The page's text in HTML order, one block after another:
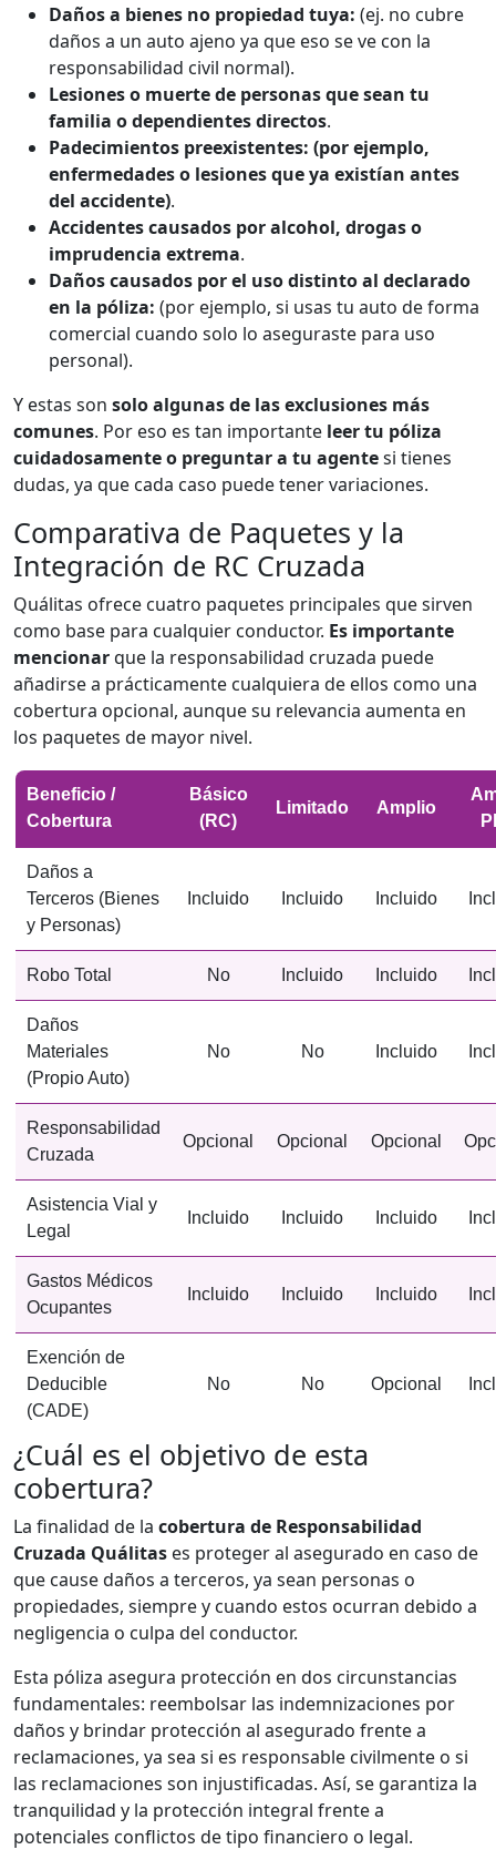
Daños a bienes no propiedad tuya: (ej. no cubre
daños a un auto ajeno ya que eso se ve con la
responsabilidad civil normal).
Lesiones o muerte de personas que sean tu
familia o dependientes directos.
Padecimientos preexistentes: (por ejemplo,
enfermedades o lesiones que ya existían antes
del accidente).
Accidentes causados por alcohol, drogas o
imprudencia extrema.
Daños causados por el uso distinto al declarado
en la póliza: (por ejemplo, si usas tu auto de forma
comercial cuando solo lo aseguraste para uso
personal).
Y estas son solo algunas de las exclusiones más
comunes. Por eso es tan importante leer tu póliza
cuidadosamente o preguntar a tu agentesi tienes
dudas, ya que cada caso puede tener variaciones.
Comparativa de Paquetes y la
Integración de RC Cruzada
Quálitas ofrece cuatro paquetes principales que sirven
como base para cualquier conductor. Es importante
mencionarque la responsabilidad cruzada puede
añadirse a prácticamente cualquiera de ellos como una
cobertura opcional, aunque su relevancia aumenta en
los paquetes de mayor nivel.
Beneficio /
Cobertura
Básico
(RC)
Limitado Amplio
Daños a
Terceros (Bienes
y Personas)
Incluido Incluido Incluido
Robo Total No Incluido Incluido
Daños
Materiales
(Propio Auto)
No No Incluido
Responsabilidad
Cruzada
Opcional Opcional Opcional
Asistencia Vial y
Legal
Incluido Incluido Incluido
Gastos Médicos
Ocupantes
Incluido Incluido Incluido
Exención de
Deducible
(CADE)
No No Opcional
¿Cuál es el objetivo de esta
cobertura?
La finalidad de la cobertura de Responsabilidad
Cruzada Quálitas es proteger al asegurado en caso de
que cause daños a terceros, ya sean personas o
propiedades, siempre y cuando estos ocurran debido a
negligencia o culpa del conductor.
Esta póliza asegura protección en dos circunstancias
fundamentales: reembolsar las indemnizaciones por
daños y brindar protección al asegurado frente a
reclamaciones, ya sea si es responsable civilmente o si
las reclamaciones son injustificadas. Así, se garantiza la
tranquilidad y la protección integral frente a
potenciales conflictos de tipo financiero o legal.